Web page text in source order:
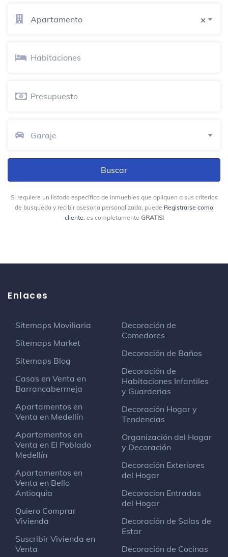
×
Apartamento
Garaje
Si requiere un listado especifico de inmuebles que apliquen a sus criterios
de busqueda y recibir asesoria personalizada, puede Registrarse como
cliente, es completamente GRATIS!
Enlaces
Sitemaps Moviliaria
Sitemaps Market
Sitemaps Blog
Casas en Venta en
Barrancabermeja
Apartamentos en
Venta en Medellín
Apartamentos en
Venta en El Poblado
Medellín
Apartamentos en
Venta en Bello
Antioquia
Quiero Comprar
Vivienda
Suscribir Vivienda en
Venta
Decoración de
Comedores
Decoración de Baños
Decoración de
Habitaciones Infantiles
y Guarderias
Decoración Hogar y
Tendencias
Organización del Hogar
y Decoración
Decoración Exteriores
del Hogar
Decoracion Entradas
del Hogar
Decoración de Salas de
Estar
Decoración de Cocinas